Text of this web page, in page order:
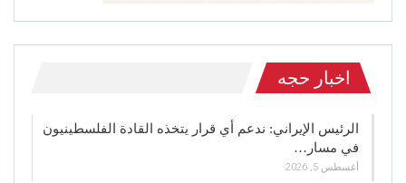
اخبار حجه
الرئيس الإيراني: ندعم أي قرار يتخذه القادة الفلسطينيون
في مسار…
أغسطس 5, 2026